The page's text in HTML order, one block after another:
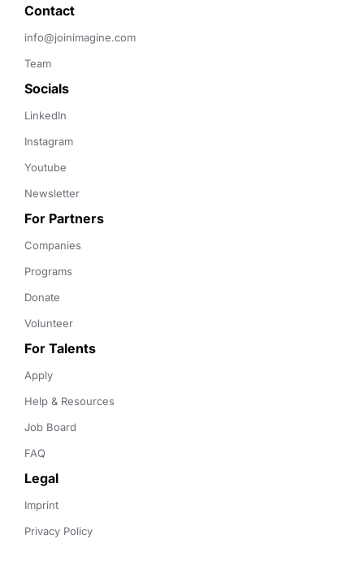
Contact
info@joinimagine.com
Team
Socials
LinkedIn
Instagram
Youtube
Newsletter
For Partners
Companies
Programs
Donate
Volunteer
For Talents
Apply
Help & Resources
Job Board
FAQ
Legal
Imprint
Privacy Policy